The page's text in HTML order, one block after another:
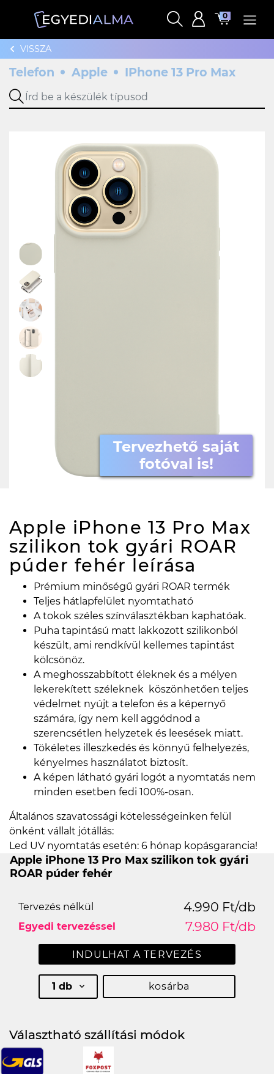
0
VISSZA
Telefon Apple IPhone 13 Pro Max
Tervezhető saját
fotóval is!
Apple iPhone 13 Pro Max
szilikon tok gyári ROAR
púder fehér leírása
Prémium minőségű gyári ROAR termék
Teljes hátlapfelület nyomtatható
A tokok széles színválasztékban kaphatóak.
Puha tapintású matt lakkozott szilikonból
készült, ami rendkívül kellemes tapintást
kölcsönöz.
A meghosszabbított éleknek és a mélyen
lekerekített széleknek köszönhetően teljes
védelmet nyújt a telefon és a képernyő
számára, így nem kell aggódnod a
szerencsétlen helyzetek és leesések miatt.
Tökéletes illeszkedés és könnyű felhelyezés,
kényelmes használatot biztosít.
A képen látható gyári logót a nyomtatás nem
minden esetben fedi 100%-osan.
Általános szavatossági kötelességeinken felül
önként vállalt jótállás:
Led UV nyomtatás esetén: 6 hónap kopásgarancia!
Apple iPhone 13 Pro Max szilikon tok gyári
ROAR púder fehér
Tervezés nélkül 4.990 Ft/db
Egyedi tervezéssel 7.980 Ft/db
INDULHAT A TERVEZÉS
1 db kosárba
Választható szállítási módok